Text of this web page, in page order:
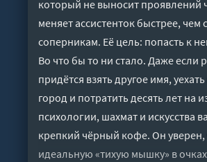
который не выносит проявлений
меняет ассистенток быстрее, чем
соперникам. Её цель: попасть к
Во что бы то ни стало. Даже если
придётся взять другое имя,
город и потратить десять лет на
психологии, шахмат и искусства
крепкий чёрный кофе. Он уверен,
идеальную «тихую мышку» в